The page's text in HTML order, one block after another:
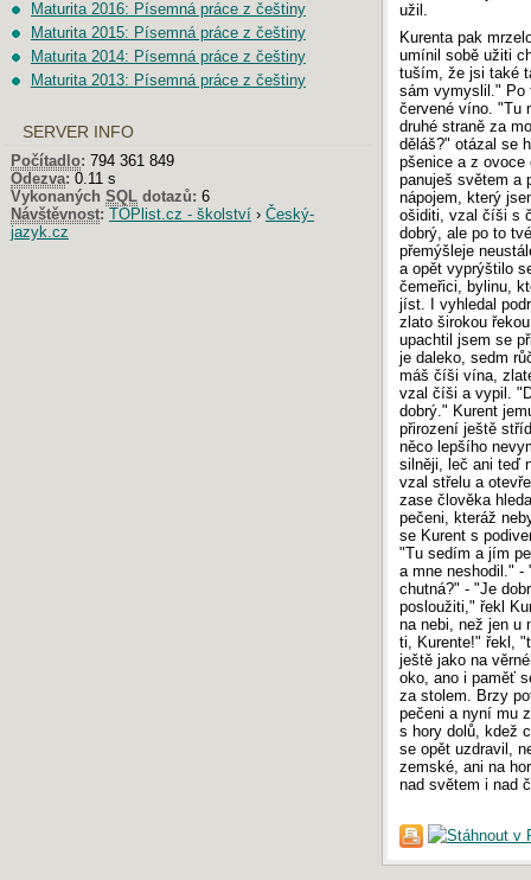
užil.
Kurenta pak
umínil sobě užiti
tuším, že jsi také
sám vymyslil." Po
červené víno. "Tu
druhé straně za
děláš?" otázal se
pšenice a z ovoce
panuješ světem a
nápojem, který
ošiditi, vzal číši s
dobrý, ale po to
přemýšleje
a opět vyprýštilo
čemeřici, bylinu,
jíst. I vyhledal
zlato širokou
upachtil jsem se
je daleko, sedm
máš číši vína,
vzal číši a vypil.
dobrý." Kurent
přirození ještě
něco lepšího
silněji, leč ani teď
vzal střelu a
zase člověka
pečeni, kteráž
se Kurent s
"Tu sedím a jím
a mne neshodil." -
chutná?" - "Je
posloužiti," řekl
na nebi, než jen u
ti, Kurente!" řekl,
ještě jako na
oko, ano i paměť
za stolem. Brzy
pečeni a nyní mu
s hory dolů, kdež
se opět uzdravil,
zemské, ani na
nad světem i nad
Maturita 2016: Písemná práce z češtiny
Maturita 2015: Písemná práce z češtiny
Maturita 2014: Písemná práce z češtiny
Maturita 2013: Písemná práce z češtiny
SERVER INFO
Počítadlo: 794 361 849
Odezva: 0.11 s
Vykonaných SQL dotazů: 6
Návštěvnost: TOPlist.cz - školství › Český-
jazyk.cz